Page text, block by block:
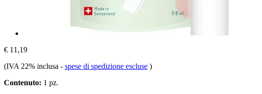
€ 11,19
(IVA 22% inclusa - spese di spedizione escluse )
Contenuto: 1 pz.